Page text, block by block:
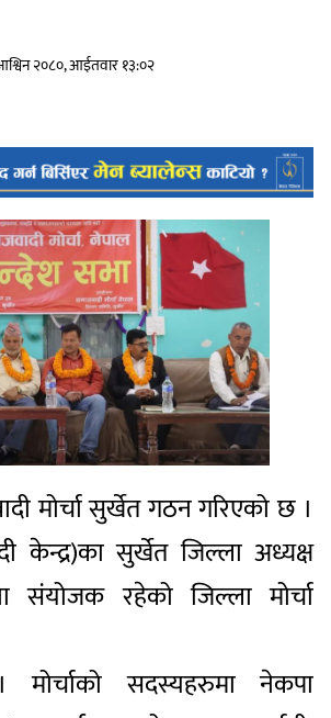
२०८०, आईतवार १३:०२
मोर्चा सुर्खेत गठन गरिएको छ ।
केन्द्र)का सुर्खेत जिल्ला अध्यक्ष
संयोजक रहेको जिल्ला मोर्चा
सदस्यहरुमा नेकपा